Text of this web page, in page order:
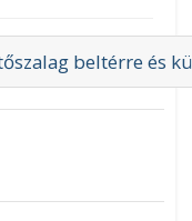
online isbeltérre és